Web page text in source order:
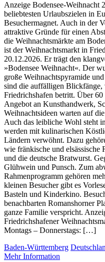
Anzeige Bodensee-Weihnacht
beliebtesten Urlaubszielen in
Besuchermagnet. Auch in der
attraktive Gründe für einen
die Weihnachtsmärkte am
ist der Weihnachtsmarkt in
20.12.2026. Er trägt den
»Bodensee Weihnacht«. Der
große Weihnachtspyramide
sind die auffälligen Blickfänge,
Friedrichshafen betritt. Über
Angebot an Kunsthandwerk,
Weihnachtsideen warten auf
Auch das leibliche Wohl steht
werden mit kulinarischen
Ländern verwöhnt. Dazu
wie fränkische und elsässische
und die deutsche Bratwurst.
Glühwein und Punsch. Zum
Rahmenprogramm gehören
kleinen Besucher gibt es
Basteln und Kinderkino.
benachbarten Romanshorner
ganze Familie verspricht.
Friedrichshafener
Montags – Donnerstags: […]
Baden-Württemberg
Mehr Information